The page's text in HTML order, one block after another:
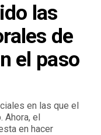
las
de
el paso
en las que el
Ahora, el
en hacer